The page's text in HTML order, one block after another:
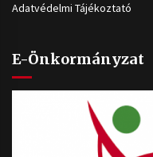
Adatvédelmi Tájékoztató
E-Önkormányzat